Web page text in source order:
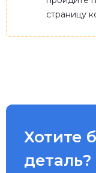
страницу
Хотите
деталь?